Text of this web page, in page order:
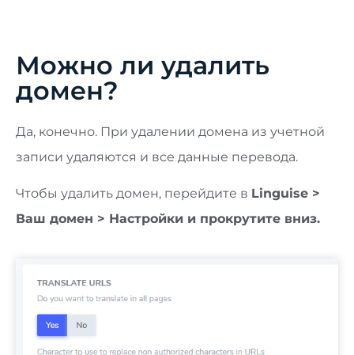
Можно ли удалить
домен?
Да, конечно. При удалении домена из учетной
записи удаляются и все данные перевода.
Чтобы удалить домен, перейдите в Linguise >
Ваш домен > Настройки и прокрутите вниз.